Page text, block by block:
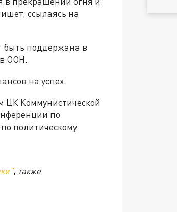
ссылаясь на
быть поддержана в
ООН.
на успех.
ЦК Коммунистической
по
политическому
, также